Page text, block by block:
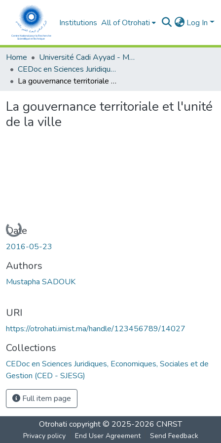
Institutions All of Otrohati Log In
Home
Université Cadi Ayyad - Marrakech
CEDoc en Sciences Juridiques, Economiques, Sociales et de Gestion (CED - SJESG)
La gouvernance territoriale et l'unité de la ville
La gouvernance territoriale et l'unité
de la ville
Loading...
Date
2016-05-23
Authors
Mustapha SADOUK
URI
https://otrohati.imist.ma/handle/123456789/14027
Collections
CEDoc en Sciences Juridiques, Economiques, Sociales et de
Gestion (CED - SJESG)
Full item page
Otrohati copyright © 2025-2026 CNRST
Privacy policy End User Agreement Send Feedback